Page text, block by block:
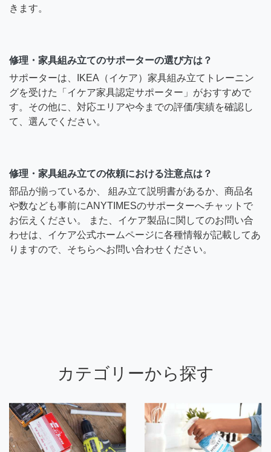
きます。
修理・家具組み立てのサポーターの選び方は？
サポーターは、IKEA（イケア）家具組み立てトレーニン
グを受けた「イケア家具認定サポーター」がおすすめで
す。その他に、対応エリアや今までの評価/実績を確認し
て、選んでください。
修理・家具組み立ての依頼における注意点は？
部品が揃っているか、 組み立て説明書があるか、商品名
や数なども事前にANYTIMESのサポーターへチャットで
お伝えください。 また、イケア製品に関してのお問い合
わせは、イケア公式ホームページに各種情報が記載してあ
りますので、そちらへお問い合わせください。
カテゴリーから探す